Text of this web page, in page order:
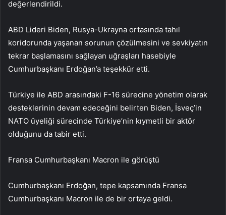
değerlendirildi.
ABD Lideri Biden, Rusya-Ukrayna ortasında tahıl
koridorunda yaşanan sorunun çözülmesini ve sevkiyatın
tekrar başlamasını sağlayan uğraşları hasebiyle
Cumhurbaşkanı Erdoğan’a teşekkür etti.
Türkiye ile ABD arasındaki F-16 sürecine yönetim olarak
desteklerinin devam edeceğini belirten Biden, İsveç’in
NATO üyeliği sürecinde Türkiye’nin kıymetli bir aktör
olduğunu da tabir etti.
Fransa Cumhurbaşkanı Macron ile görüştü
Cumhurbaşkanı Erdoğan, tepe kapsamında Fransa
Cumhurbaşkanı Macron ile de bir ortaya geldi.